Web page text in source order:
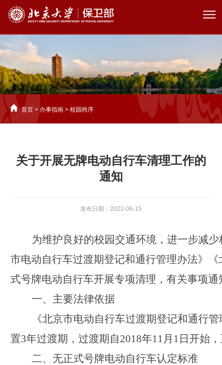
首页 > 办事指南 >校园秩序
关于开展无牌电动自行车清理工作的
通知
发布日期：2022-06-15
为维护良好的校园交通环境，进一步减
市电动自行车过渡期登记和通行管理办法》
式号牌电动自行车开展专项清理，有关事项通
一、主要法律依据
《北京市电动自行车过渡期登记和通行
置3年过渡期，过渡期自2018年11月 1 日开始
二、无正式号牌电动自行车认定标准